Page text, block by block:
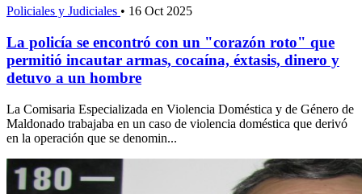
Policiales y Judiciales • 16 Oct 2025
La policía se encontró con un "corazón roto" que
permitió incautar armas, cocaína, éxtasis, dinero y
detuvo a un hombre
La Comisaria Especializada en Violencia Doméstica y de Género de
Maldonado trabajaba en un caso de violencia doméstica que derivó
en la operación que se denomin...